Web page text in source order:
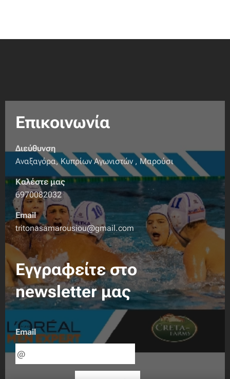
Επικοινωνία
Διεύθυνση
Αναξαγόρα, Κυπρίων Αγωνιστών , Μαρούσι
Καλέστε μας
6970082032
Email
tritonasamarousiou@gmail.com
Εγγραφείτε στο
newsletter μας
Email